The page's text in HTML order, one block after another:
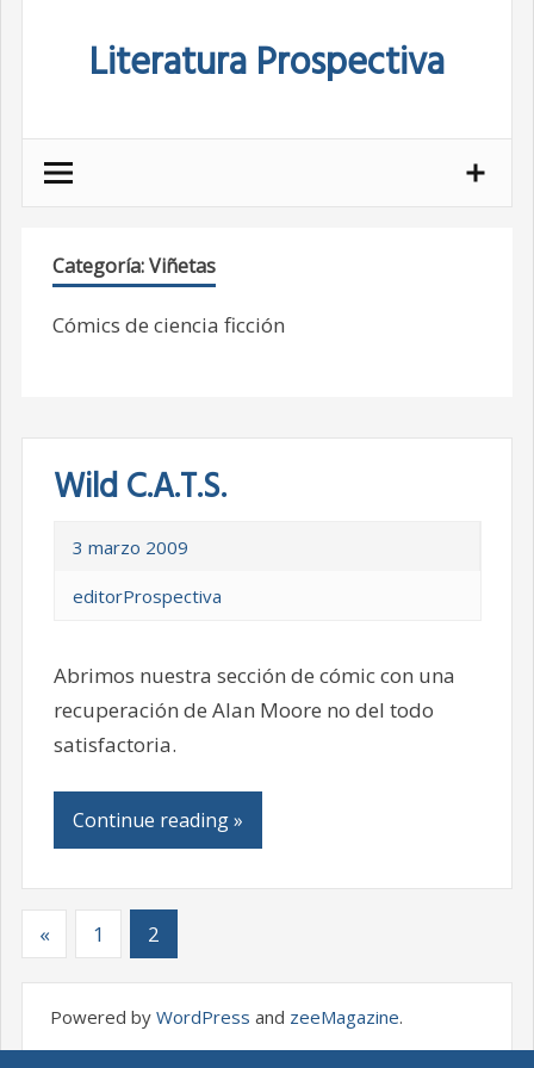
Literatura Prospectiva
Categoría:Viñetas
Cómics de ciencia ficción
Wild C.A.T.S.
3 marzo 2009
editorProspectiva
Abrimos nuestra sección de cómic con una
recuperación de Alan Moore no del todo
satisfactoria.
Continue reading »
« 1 2
Powered by WordPress and zeeMagazine.